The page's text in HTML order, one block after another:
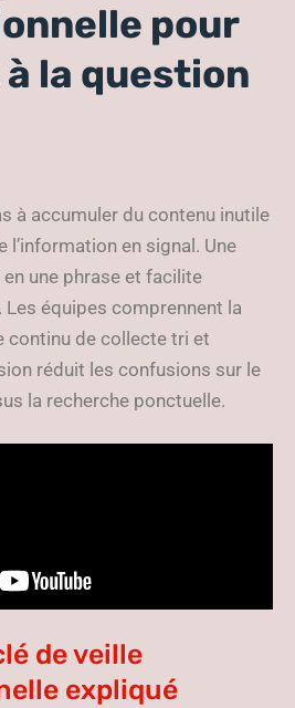
pour
la question
à accumuler du contenu inutile
en signal. Une
une phrase et facilite
Les équipes comprennent la
continu de collecte tri et
réduit les confusions sur le
la recherche ponctuelle.
de veille
expliqué